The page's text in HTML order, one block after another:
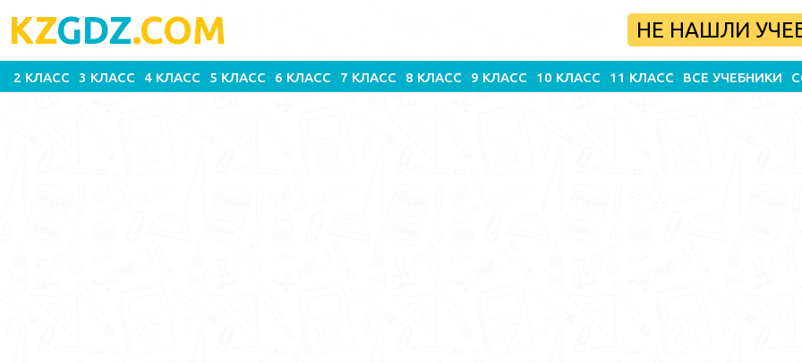
KZGDZ.COM НЕ НАШЛИ
2 КЛАСС 3 КЛАСС 4 КЛАСС 5 КЛАСС 6 КЛАСС 7 КЛАСС 8 КЛАСС 9 КЛАСС 10 КЛАСС 11 КЛАСС ВСЕ УЧЕБНИКИ